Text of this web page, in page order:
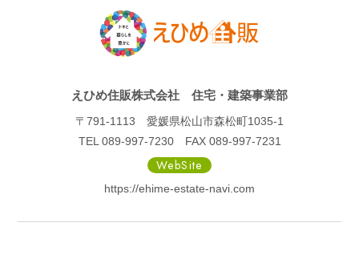
えひめ住販株式会社 住宅・建築事業部
〒791-1113 愛媛県松山市森松町1035-1
TEL 089-997-7230 FAX 089-997-7231
WebSite
https://ehime-estate-navi.com